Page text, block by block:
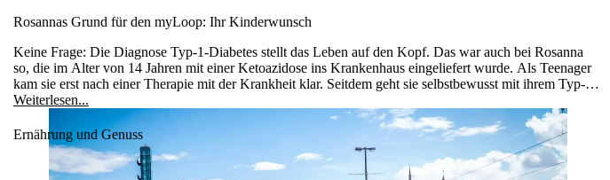
Rosannas Grund für den myLoop: Ihr Kinderwunsch
Keine Frage: Die Diagnose Typ-1-Diabetes stellt das Leben auf den Kopf. Das war auch bei Rosanna
so, die im Alter von 14 Jahren mit einer Ketoazidose ins Krankenhaus eingeliefert wurde. Als Teenager
kam sie erst nach einer Therapie mit der Krankheit klar. Seitdem geht sie selbstbewusst mit ihrem Typ-1-
Diabetes um. Mit ihrem Podcast "Mut im Blut" wollen sie und ihr Partner Korbinian, der ebenfalls Typ-
1-Diabetes hat, über die lebenslange Erkrankung aufklären und anderen Betroffenen Mut machen.
Weiterlesen...
Ernährung und Genuss